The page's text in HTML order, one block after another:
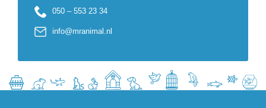
050 – 553 23 34
info@mranimal.nl